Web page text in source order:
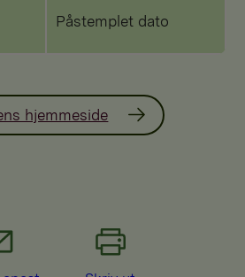
Påstemplet dato
hjemmeside